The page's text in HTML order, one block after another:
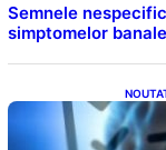
Semnele
simptomelor